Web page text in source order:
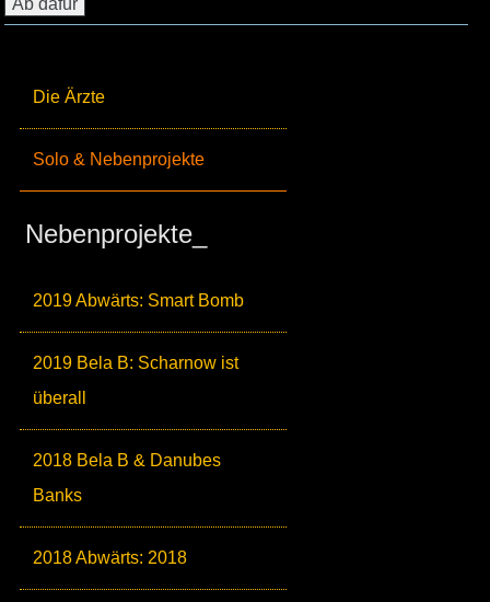
Die Ärzte
Solo & Nebenprojekte
Nebenprojekte_
2019 Abwärts: Smart Bomb
2019 Bela B: Scharnow ist
überall
2018 Bela B & Danubes
Banks
2018 Abwärts: 2018